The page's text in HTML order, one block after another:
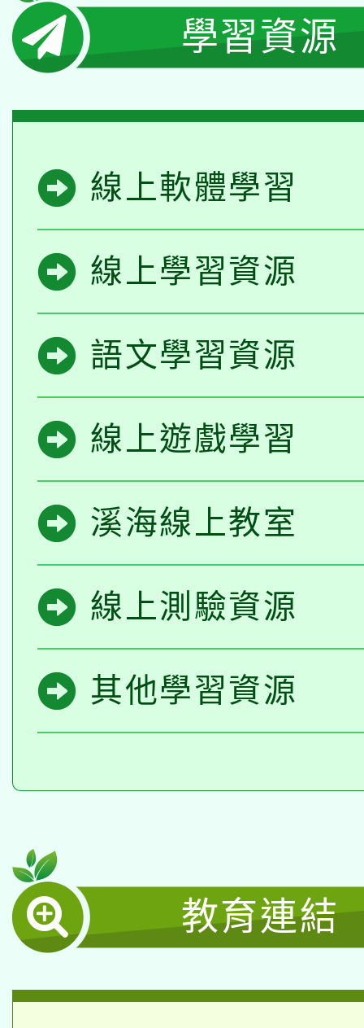
學習資源
線上軟體學習
線上學習資源
語文學習資源
線上遊戲學習
溪海線上教室
線上測驗資源
其他學習資源
教育連結